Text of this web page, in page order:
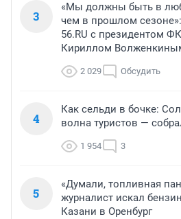
3
«Мы должны быть в
чем в прошлом
56.RU с президентом
Кириллом
2 029 Обсудить
4
Как сельди в бочке:
волна туристов —
1 954 3
5
«Думали, топливная
журналист искал
Казани в Оренбург